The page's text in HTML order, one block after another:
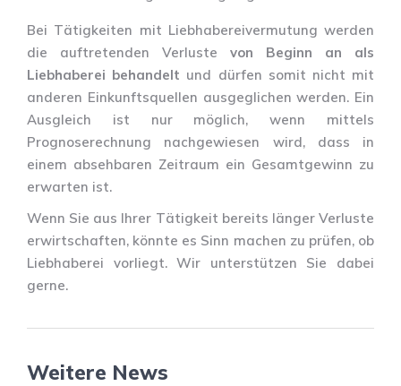
Bei Tätigkeiten mit Liebhabereivermutung werden
die auftretenden Verluste von Beginn an als
Liebhaberei behandelt und dürfen somit nicht mit
anderen Einkunftsquellen ausgeglichen werden. Ein
Ausgleich ist nur möglich, wenn mittels
Prognoserechnung nachgewiesen wird, dass in
einem absehbaren Zeitraum ein Gesamtgewinn zu
erwarten ist.
Wenn Sie aus Ihrer Tätigkeit bereits länger Verluste
erwirtschaften, könnte es Sinn machen zu prüfen, ob
Liebhaberei vorliegt. Wir unterstützen Sie dabei
gerne.
Weitere News